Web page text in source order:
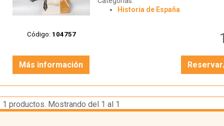
Código: 104757
Historia de España
Más información
1 productos. Mostrando del 1 al 1